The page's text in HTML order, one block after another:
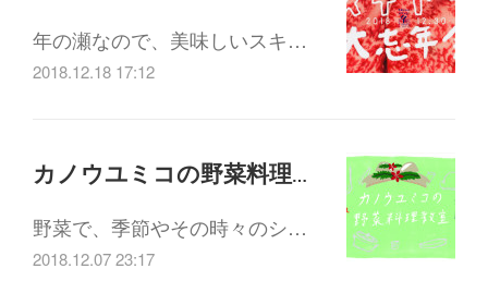
年の瀬なので、美味しいスキ…
2018.12.18 17:12
カノウユミコの野菜料理教室「クリスマスのパーティー野菜料理」12/26(水) 19:00-21:30
野菜で、季節やその時々のシ…
2018.12.07 23:17